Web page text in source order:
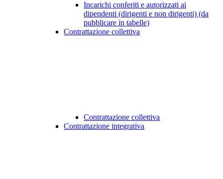
Incarichi conferiti e autorizzati ai
dipendenti (dirigenti e non dirigenti) (da
pubblicare in tabelle)
Contrattazione collettiva
Contrattazione collettiva
Contrattazione integrativa